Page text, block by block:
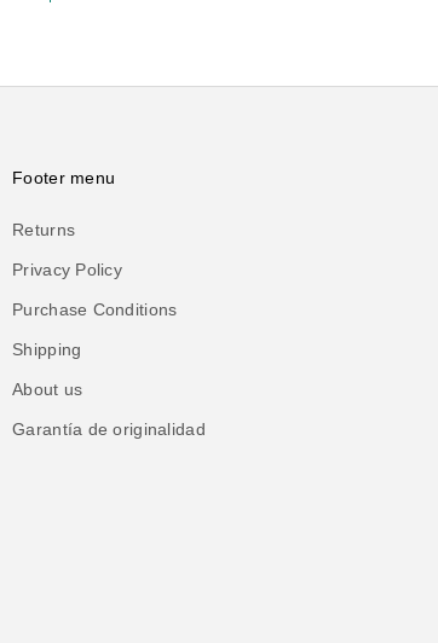
Footer menu
Returns
Privacy Policy
Purchase Conditions
Shipping
About us
Garantía de originalidad